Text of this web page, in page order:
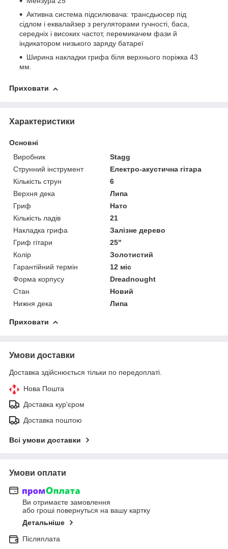
Активна система підсилювача: трансдьюсер під
сідлом і еквалайзер з регуляторами гучності, баса,
середніх і високих частот, перемикачем фази й
індикатором низького заряду батареї
Ширина накладки грифа біля верхнього поріжка 43
мм.
Приховати
Характеристики
Основні
Виробник
Stagg
Струнний інструмент
Електро-акустична гітара
Кількість струн
6
Верхня дека
Липа
Гриф
Нато
Кількість ладів
21
Накладка грифа
Залізне дерево
Гриф гітари
25"
Колір
Золотистий
Гарантійний термін
12 міс
Форма корпусу
Dreadnought
Стан
Новий
Нижня дека
Липа
Приховати
Умови доставки
Доставка здійснюється тільки по передоплаті.
Нова Пошта
Доставка кур'єром
Доставка поштою
Всі умови доставки
Умови оплати
Ви отримаєте замовлення
або гроші повернуться на вашу картку
Детальніше
Післяплата